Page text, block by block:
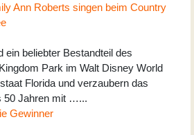
Ann Roberts singen beim Country
ein beliebter Bestandteil des
Park im Walt Disney World
Florida und verzaubern das
50 Jahren mit …...
Gewinner